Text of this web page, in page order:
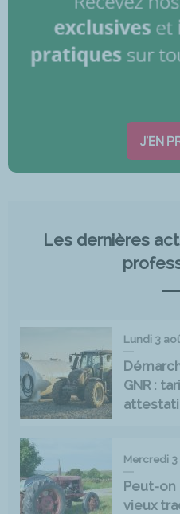
J'EN
Les dernières
Lundi 3
GNR :
Mercredi
Peut-on
vieux